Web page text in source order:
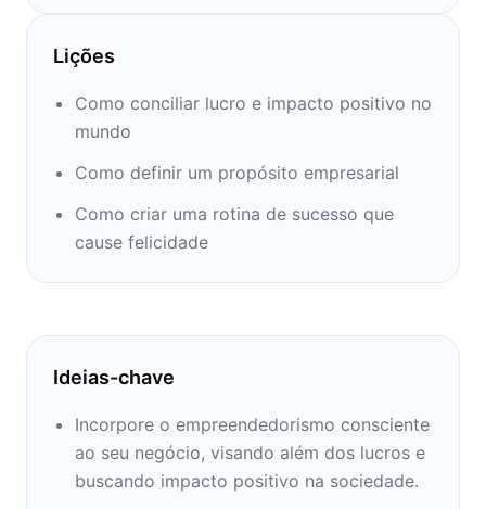
Brasil em 2021.
Lições
Como conciliar lucro e impacto positivo no
mundo
Como definir um propósito empresarial
Como criar uma rotina de sucesso que
cause felicidade
Ideias-chave
Incorpore o empreendedorismo consciente
ao seu negócio, visando além dos lucros e
buscando impacto positivo na sociedade.